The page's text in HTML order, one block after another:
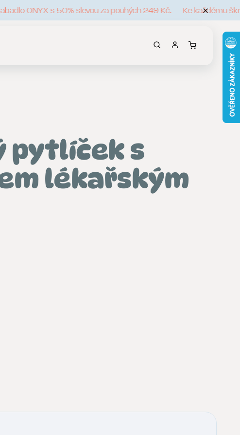
ONYX s 50% slevou za pouhých 249 Kč. Ke každému
pytlíček s
lékařským